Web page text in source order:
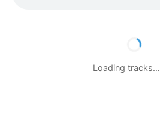
Loading tracks…